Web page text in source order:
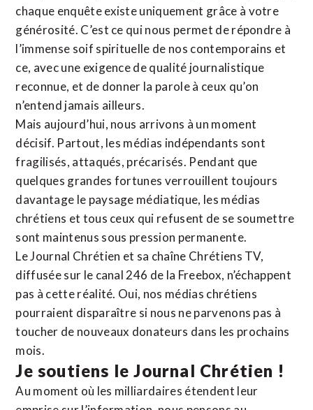
chaque enquête existe uniquement grâce à votre
générosité. C’est ce qui nous permet de répondre à
l’immense soif spirituelle de nos contemporains et
ce, avec une exigence de qualité journalistique
reconnue, et de donner la parole à ceux qu’on
n’entend jamais ailleurs.
Mais aujourd’hui, nous arrivons à un moment
décisif. Partout, les médias indépendants sont
fragilisés, attaqués, précarisés. Pendant que
quelques grandes fortunes verrouillent toujours
davantage le paysage médiatique, les médias
chrétiens et tous ceux qui refusent de se soumettre
sont maintenus sous pression permanente.
Le Journal Chrétien et sa chaîne Chrétiens TV,
diffusée sur le canal 246 de la Freebox, n’échappent
pas à cette réalité. Oui, nos médias chrétiens
pourraient disparaître si nous ne parvenons pas à
toucher de nouveaux donateurs dans les prochains
mois.
Je soutiens le Journal Chrétien !
Au moment où les milliardaires étendent leur